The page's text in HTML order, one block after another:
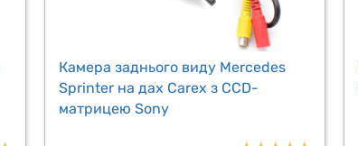
Камера заднього виду Mercedes
Sprinter на дах Carex з CCD-
матрицею Sony